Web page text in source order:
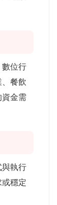
位行
餐飲
金需
執行
穩定